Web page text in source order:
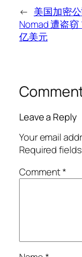
← 美国加密
Nomad 遭盗窃
亿美元
Leave a Reply
Your email
Required
Comment*